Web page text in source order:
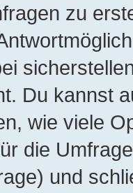
zu
Du kannst
wie viele
die
und